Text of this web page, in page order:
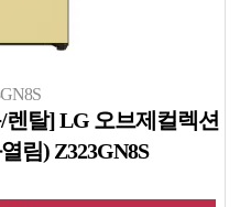
탈] LG 오브제컬렉션
림) Z323GN8S